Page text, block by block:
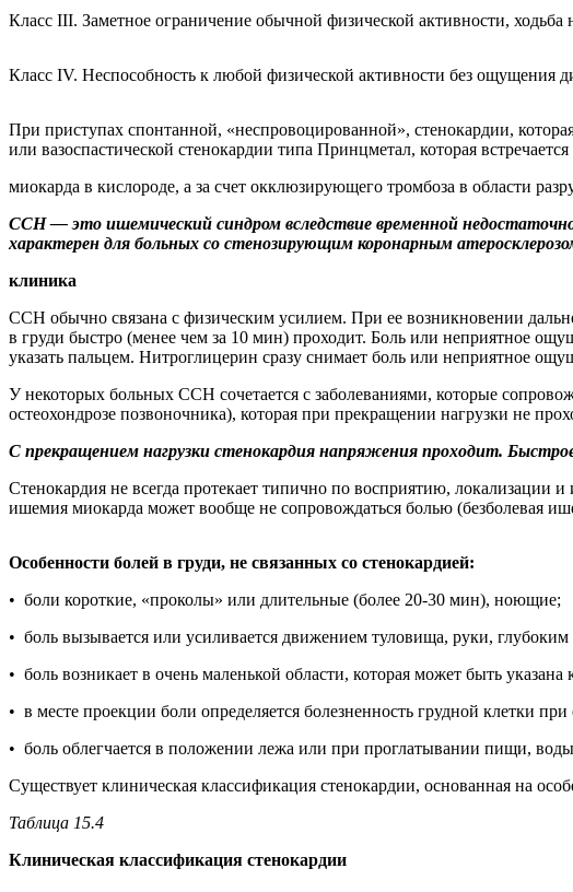
Класс III. Заметное ограничение обычной физической активности,
Класс IV. Неспособность к любой физической активности без ощущения
При приступах спонтанной, «неспровоцированной», стенокардии,
или вазоспастической стенокардии типа Принцметал, которая
миокарда в кислороде, а за счет окклюзирующего тромбоза в области
ССН — это ишемический синдром вследствие временной
характерен для больных со стенозирующим коронарным
клиника
ССН обычно связана с физическим усилием. При ее возникновении
в груди быстро (менее чем за 10 мин) проходит. Боль или неприятное
указать пальцем. Нитроглицерин сразу снимает боль или неприятное
У некоторых больных ССН сочетается с заболеваниями, которые
остеохондрозе позвоночника), которая при прекращении нагрузки не
С прекращением нагрузки стенокардия напряжения проходит.
Стенокардия не всегда протекает типично по восприятию, локализации
ишемия миокарда может вообще не сопровождаться болью (безболевая
Особенности болей в груди, не связанных со стенокардией:
• боли короткие, «проколы» или длительные (более 20-30 мин), ноющие;
• боль вызывается или усиливается движением туловища, руки, глубоким
• боль возникает в очень маленькой области, которая может быть указана
• в месте проекции боли определяется болезненность грудной клетки
• боль облегчается в положении лежа или при проглатывании пищи,
Существует клиническая классификация стенокардии, основанная на
Таблица 15.4
Клиническая классификация стенокардии